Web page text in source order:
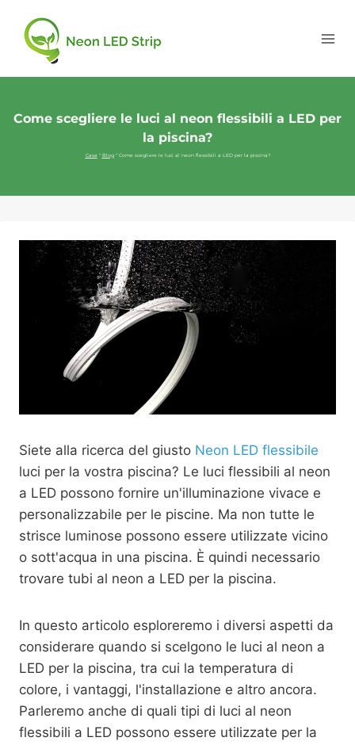
Come scegliere le luci al neon flessibili a LED per
la piscina?
Casa " Blog" Come scegliere le luci al neon flessibili a LED per la piscina?
Siete alla ricerca del giusto Neon LED flessibile
luci per la vostra piscina? Le luci flessibili al neon
a LED possono fornire un'illuminazione vivace e
personalizzabile per le piscine. Ma non tutte le
strisce luminose possono essere utilizzate vicino
o sott'acqua in una piscina. È quindi necessario
trovare tubi al neon a LED per la piscina.
In questo articolo esploreremo i diversi aspetti da
considerare quando si scelgono le luci al neon a
LED per la piscina, tra cui la temperatura di
colore, i vantaggi, l'installazione e altro ancora.
Parleremo anche di quali tipi di luci al neon
flessibili a LED possono essere utilizzate per la